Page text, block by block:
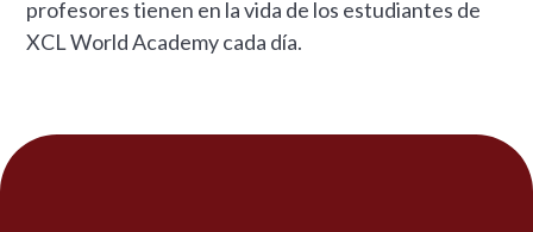
profesores tienen en la vida de los estudiantes de
XCL World Academy cada día.